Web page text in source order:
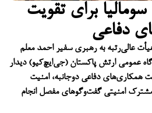
برای تقویت
دفاعی
عالی‌رتبه به رهبری سفیر احمد معلم
عمومی ارتش پاکستان (جی‌ایچ‌کیو) دیدار
همکاری‌های دفاعی دوجانبه، امنیت
مشترک امنیتی گفت‌وگوهای مفصل انجام